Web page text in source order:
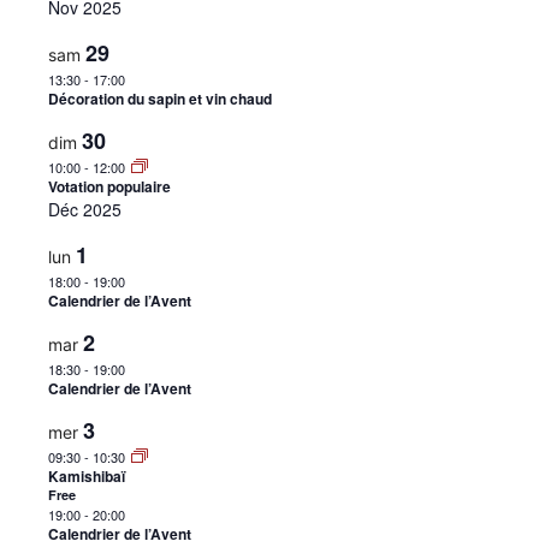
Canton
Genève
Nov 2025
sam 29
13:30- 17:00
Décoration du sapin et vin chaud
dim 30
10:00- 12:00
Votation populaire
Déc 2025
lun 1
18:00- 19:00
Calendrier de l’Avent
mar 2
18:30- 19:00
Calendrier de l’Avent
mer 3
09:30- 10:30
Kamishibaï
Free
19:00- 20:00
Calendrier de l’Avent